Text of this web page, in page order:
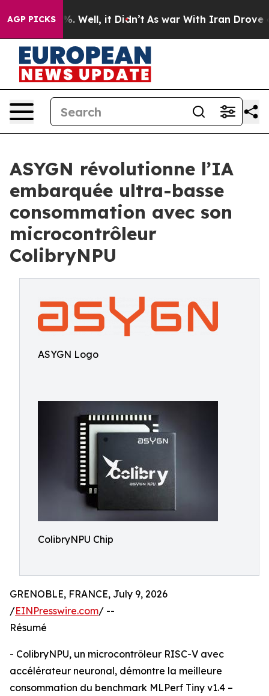
AGP PICKS
40%. Well, it Didn’t As war With Iran Drove oil
ASYGN révolutionne l’IA
embarquée ultra-basse
consommation avec son
microcontrôleur
ColibryNPU
ASYGN Logo
ColibryNPU Chip
GRENOBLE, FRANCE, July 9, 2026
/EINPresswire.com/ --
Résumé
- ColibryNPU, un microcontrôleur RISC-V avec
accélérateur neuronal, démontre la meilleure
consommation du benchmark MLPerf Tiny v1.4 –